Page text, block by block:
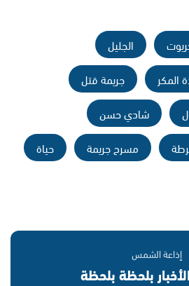
الجليل
المكر
جريمة قتل
شادي حسن
مسرح جريمة
حياة
إذاعة الشمس
بلحظة بلحظة